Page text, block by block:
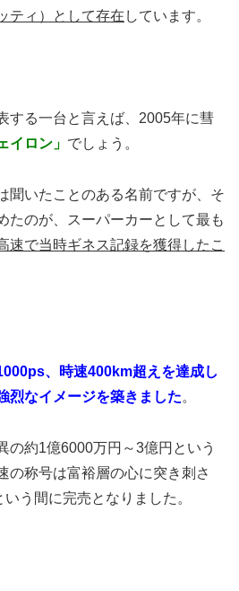
ティ）として存在 しています。
する一台と言えば、2005年に彗
イロン」 でしょう。
聞いたことのある名前ですが、そ
たのが、スーパーカーとして最も
速で当時ギネス記録を獲得したこ
、時速400km超えを達成し
烈なイメージを築きました。
の約1億6000万円～3億円という
の称号は富裕層の心に突き刺さ
う間に完売となりました。